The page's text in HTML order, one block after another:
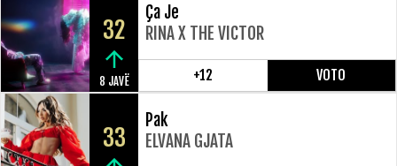
32
8 JAVË
Ça Je
RINA X THE VICTOR
+12 VOTO
33
Pak
ELVANA GJATA